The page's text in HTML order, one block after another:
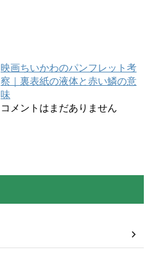
映画ちいかわのパンフレット考
察｜裏表紙の液体と赤い鱗の意
味
コメントはまだありません